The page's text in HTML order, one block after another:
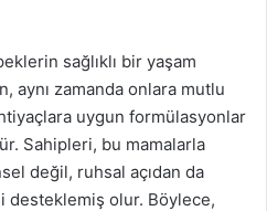
sağlıklı bir yaşam
aynı zamanda onlara mutlu
uygun formülasyonlar
Sahipleri, bu mamalarla
değil, ruhsal açıdan da
desteklemiş olur. Böylece,